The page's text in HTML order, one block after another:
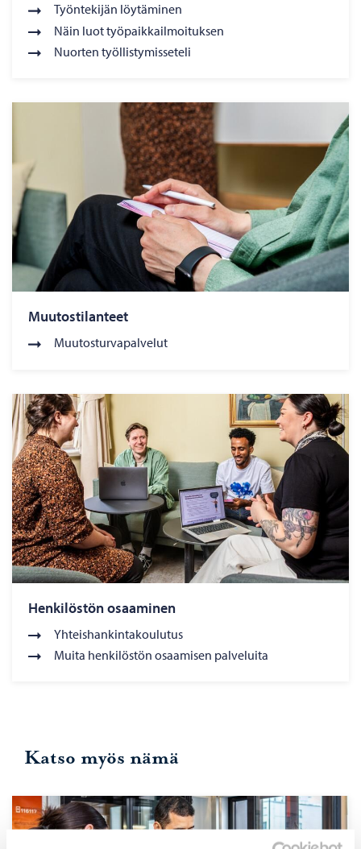
Työntekijän löytäminen
Näin luot työpaikkailmoituksen
Nuorten työllistymisseteli
Muutostilanteet
Muutosturvapalvelut
Henkilöstön osaaminen
Yhteishankintakoulutus
Muita henkilöstön osaamisen palveluita
Katso myös nämä